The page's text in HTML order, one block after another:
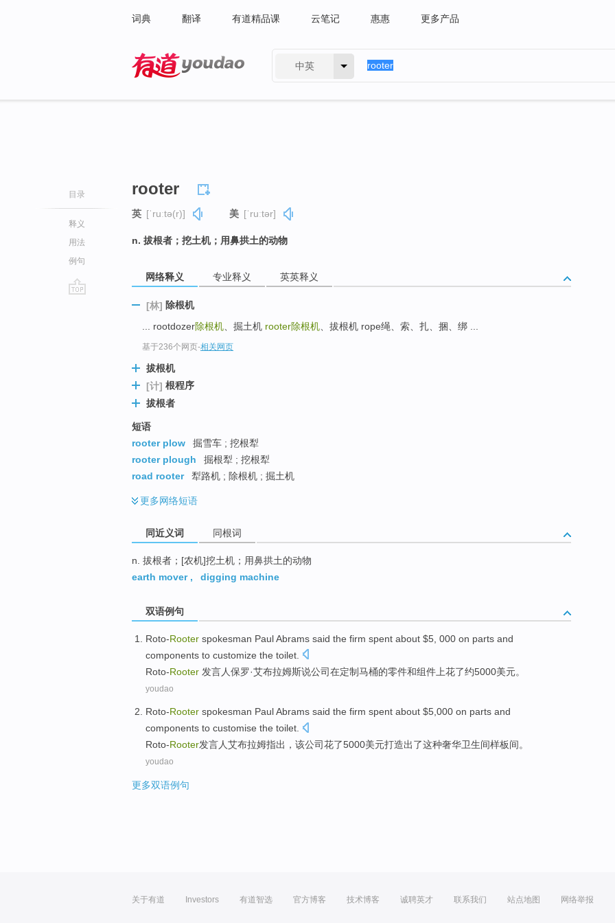
词典 翻译 有道精品课 云笔记 惠惠 更多产品
中英
目录
释义
用法
例句
rooter
英 [ˈruːtə(r)] 美 [ˈruːtər]
n. 拔根者；挖土机；用鼻拱土的动物
网络释义 专业释义 英英释义
[林] 除根机
... rootdozer除根机 、掘土机 rooter除根机 、拔根机 rope绳、索、扎、捆、绑 ...
基于236个网页-相关网页
拔根机
[计] 根程序
拔根者
短语
rooter plow
掘雪车 ; 挖根犁
rooter plough
掘根犁 ; 挖根犁
road rooter
犁路机 ; 除根机 ; 掘土机
更多网络短语
同近义词 同根词
n. 拔根者；[农机]挖土机；用鼻拱土的动物
earth mover, digging machine
双语例句
Roto-Rooter spokesman PaulAbrams said the firm spent about $5, 000 on parts and
components to customize the toilet
Roto-Rooter 发言人保罗·艾布拉姆斯说公司在定制马桶的零件和组件 上花了约5000美元。
youdao
Roto-Rooter spokesman PaulAbrams said the firm spent about $5,000 on parts and
components to customise the toilet.
Roto-Rooter发言人艾布拉姆指出， 该公司花了5000美元打造出了这种奢华卫生间样板间。
youdao
更多双语例句
关于有道 Investors 有道智选 官方博客 技术博客 诚聘英才 联系我们 站点地图 网络举报